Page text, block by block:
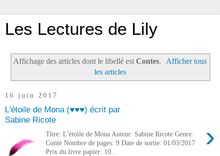
Les Lectures de Lily
Affichage des articles dont le libellé est Contes.
Afficher tous
les articles
16 juin 2017
L'étoile de Mona (♥♥♥) écrit par
Sabine Ricote
›
Titre: L'étoile de Mona Auteur: Sabine Ricote Genre:
Conte Nombre de pages: 9 Date de sortie: 01/03/2017
Prix du livre papier: 10...